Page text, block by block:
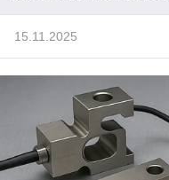
15.11.2025